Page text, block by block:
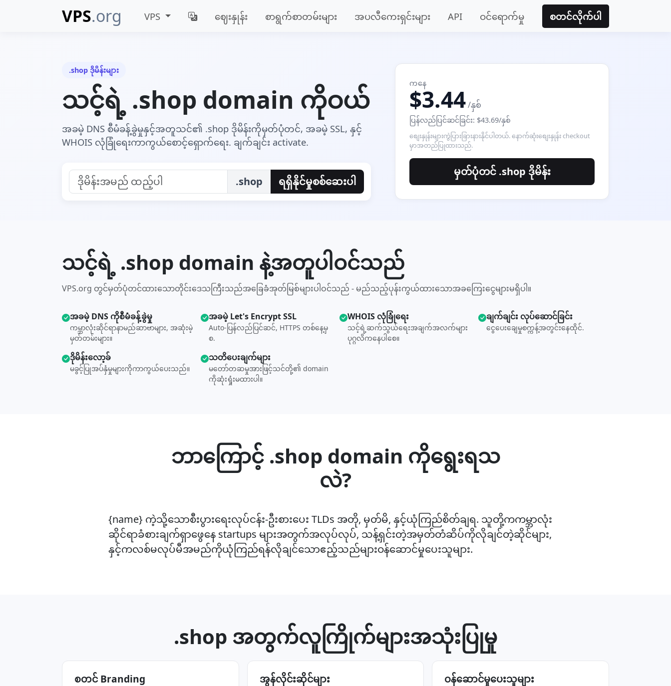
VPS.org VPS ဈေးနှုန်း စာရွက်စာတမ်းများ အပလီကေးရှင်းများ API ဝင်ရောက်မှု စတင်လိုက်ပါ
.shop ဒိုမိန်းများ
သင့်ရဲ့ .shop domain ကိုဝယ်
အခမဲ့ DNS စီမံခန့်ခွဲမှုနှင့်အတူသင်၏ .shop ဒိုမိန်းကိုမှတ်ပုံတင်, အခမဲ့ SSL, နှင့်
WHOIS လုံခြုံရေးကာကွယ်စောင့်ရှောက်ရေး. ချက်ချင်း activate.
.shop ရရှိနိုင်မှုစစ်ဆေးပါ
ကနေ
$3.44/နှစ်
ပြန်လည်ပြင်ဆင်ခြင်း: $43.69/နှစ်
စျေးနှုန်းများကွဲပြားခြားနားနိုင်ပါတယ်. နောက်ဆုံးစျေးနှုန်း checkout
မှာအတည်ပြုထားသည်.
မှတ်ပုံတင် .shop ဒိုမိန်း
သင့်ရဲ့ .shop domain နဲ့အတူပါဝင်သည်
VPS.org တွင်မှတ်ပုံတင်ထားသောတိုင်းဒေသကြီးသည်အခြေခံအုတ်မြစ်များပါဝင်သည် - မည်သည့်ပုန်းကွယ်ထားသောအခကြေးငွေများမရှိပါ။
အခမဲ့ DNS ကိုစီမံခန့်ခွဲမှု
ကမ္ဘာလုံးဆိုင်ရာနာမည်ဆာဗာများ, အဆုံးမဲ့
မှတ်တမ်းများ။
အခမဲ့ Let's Encrypt SSL
Auto-ပြန်လည်ပြင်ဆင်, HTTPS တစ်နေ့မှ
စ.
WHOIS လုံခြုံရေး
သင့်ရဲ့ဆက်သွယ်ရေးအချက်အလက်များ
ပုဂ္ဂလိကနေပါစေ။
ချက်ချင်း လုပ်ဆောင်ခြင်း
ငွေပေးချေမှုစက္ကန့်အတွင်းနေထိုင်.
ဒိုမိန်းလော့ခ်
မခွင့်ပြုအပ်နှံမှုများကိုကာကွယ်ပေးသည်။
သတိပေးချက်များ
မတော်တဆမှုအားဖြင့်သင်တို့၏ domain
ကိုဆုံးရှုံးမထားပါ။
ဘာကြောင့် .shop domain ကိုရွေးရသ
လဲ?
{name} ကဲ့သို့သောစီးပွားရေးလုပ်ငန်း-ဦးစားပေး TLDs အတို, မှတ်မိ, နှင့်ယုံကြည်စိတ်ချရ. သူတို့ကကမ္ဘာလုံး
ဆိုင်ရာခံစားချက်ရှာဖွေနေ startups များအတွက်အလုပ်လုပ်, သန့်ရှင်းတဲ့အမှတ်တံဆိပ်ကိုလိုချင်တဲ့ဆိုင်များ,
နှင့်ကလစ်မလုပ်မီအမည်ကိုယုံကြည်ရန်လိုချင်သောဧည့်သည်များဝန်ဆောင်မှုပေးသူများ.
.shop အတွက်လူကြိုက်များအသုံးပြုမှု
စတင် Branding အွန်လိုင်းဆိုင်များ ဝန်ဆောင်မှုပေးသူများ